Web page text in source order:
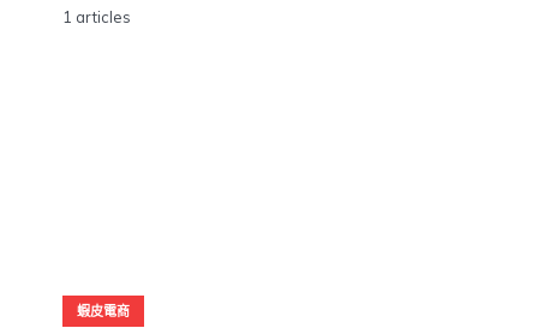
1 articles
蝦皮電商